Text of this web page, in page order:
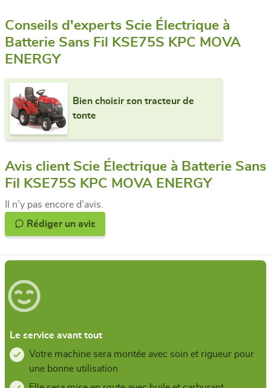
Conseils d'experts Scie Électrique à
Batterie Sans Fil KSE75S KPC MOVA
ENERGY
Bien choisir son tracteur de
tonte
Avis client Scie Électrique à Batterie Sans
Fil KSE75S KPC MOVA ENERGY
Il n’y pas encore d’avis.
Rédiger un avis
Le service avant tout
Votre machine sera montée avec soin et rigueur pour
une bonne utilisation